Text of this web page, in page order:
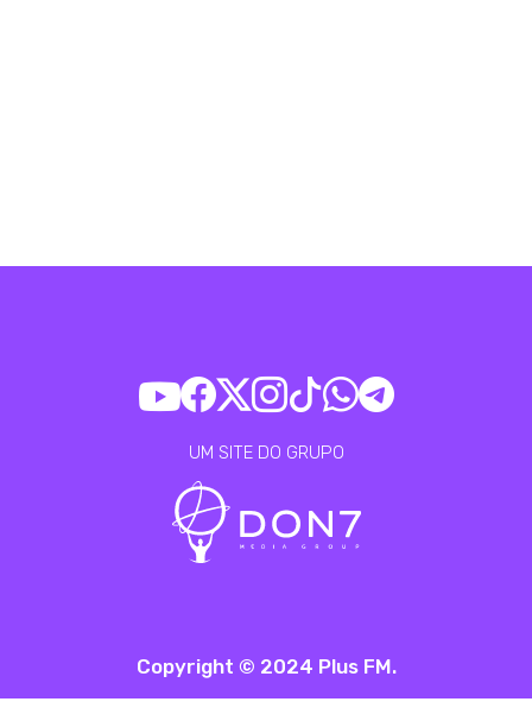
UM SITE DO GRUPO
Copyright © 2024 Plus FM.